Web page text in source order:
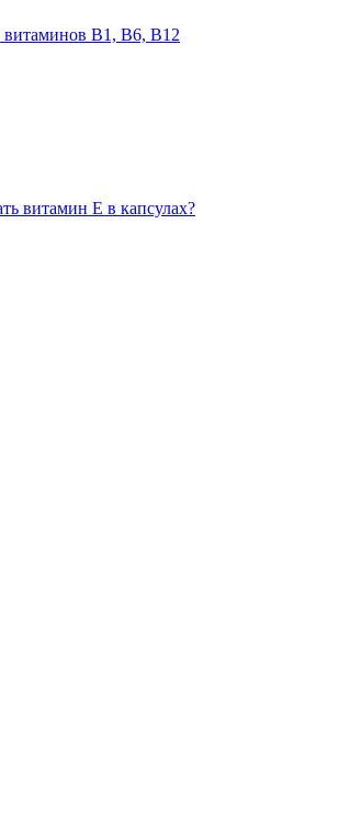
витаминов В1, В6, В12
витамин Е в капсулах?